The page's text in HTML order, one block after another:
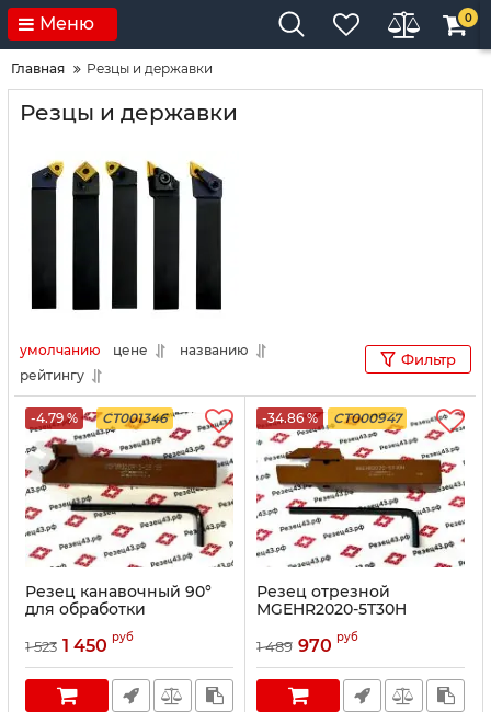
Меню 0
Главная Резцы и державки
Резцы и державки
умолчанию цене
названию
рейтингу
Фильтр
-4.79 % CT001346
Резец канавочный 90°
для обработки
аксиальных канавок
MGFVR320R13-25/35
1 523 1 450 руб
-34.86 % CT000947
Резец отрезной
MGEHR2020-5T30H
1 489 970 руб